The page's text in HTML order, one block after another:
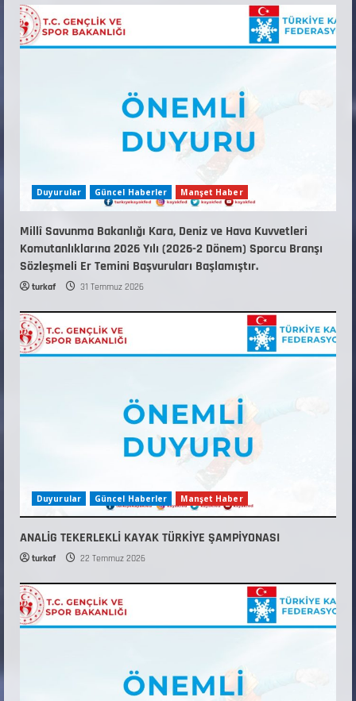
KAYAKLI KOŞU VE BİATHLON 3.KADEME
Duyurular Güncel Haberler Manşet Haber
Millî Savunma Bakanlığı Kara, Deniz ve Hava Kuvvetleri
Komutanlıklarına 2026 Yılı (2026-2 Dönem) Sporcu Branşı
Sözleşmeli Er Temini Başvuruları Başlamıştır.
turkaf 31 Temmuz 2026
Duyurular Güncel Haberler Manşet Haber
ANALİG TEKERLEKLİ KAYAK TÜRKİYE ŞAMPİYONASI
turkaf 22 Temmuz 2026